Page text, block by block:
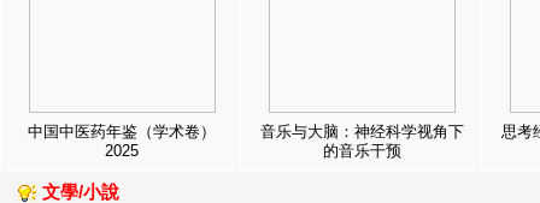
中国中医药年鉴（学术卷）
2025
音乐与大脑：神经科学视角下
的音乐干预
思考
文學/小說